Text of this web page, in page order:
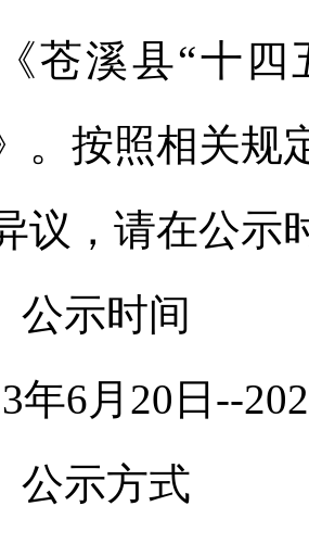
苍溪县“十
。按照相关规
议，请在公示
公示时间
年6月20日--
公示方式